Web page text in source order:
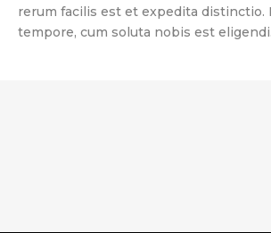
rerum facilis est et expedita distinctio.
tempore, cum soluta nobis est eligendi.